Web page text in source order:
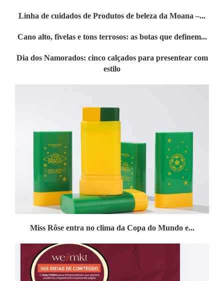
Linha de cuidados de Produtos de beleza da Moana –...
Cano alto, fivelas e tons terrosos: as botas que definem...
Dia dos Namorados: cinco calçados para presentear com
estilo
Miss Rôse entra no clima da Copa do Mundo e...